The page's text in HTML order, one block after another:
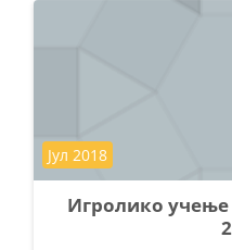
Игролико учење
Kategorija kursa
Јул 2018